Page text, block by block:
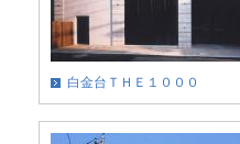
白金台ＴＨＥ１０００